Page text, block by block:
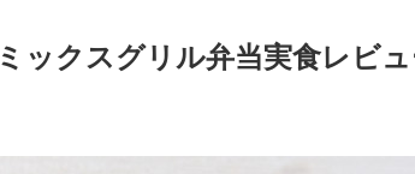
ックスグリル弁当実食レビ